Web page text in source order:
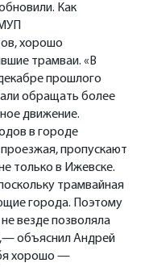
Как
хорошо
трамваи. «В
прошлого
обращать более
движение.
в городе
проезжая, пропускают
только в Ижевске.
трамвайная
города. Поэтому
везде позволяла
объяснил Андрей
хорошо —